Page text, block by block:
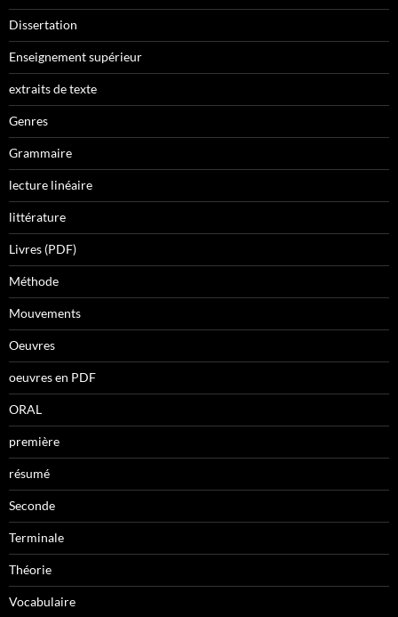
Dissertation
Enseignement supérieur
extraits de texte
Genres
Grammaire
lecture linéaire
littérature
Livres (PDF)
Méthode
Mouvements
Oeuvres
oeuvres en PDF
ORAL
première
résumé
Seconde
Terminale
Théorie
Vocabulaire